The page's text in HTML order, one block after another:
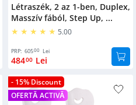
Létraszék, 2 az 1-ben, Duplex,
Masszív fából, Step Up, ...
5.00
PRP: 60500 Lei
48400 Lei
- 15% Discount
OFERTĂ ACTIVĂ